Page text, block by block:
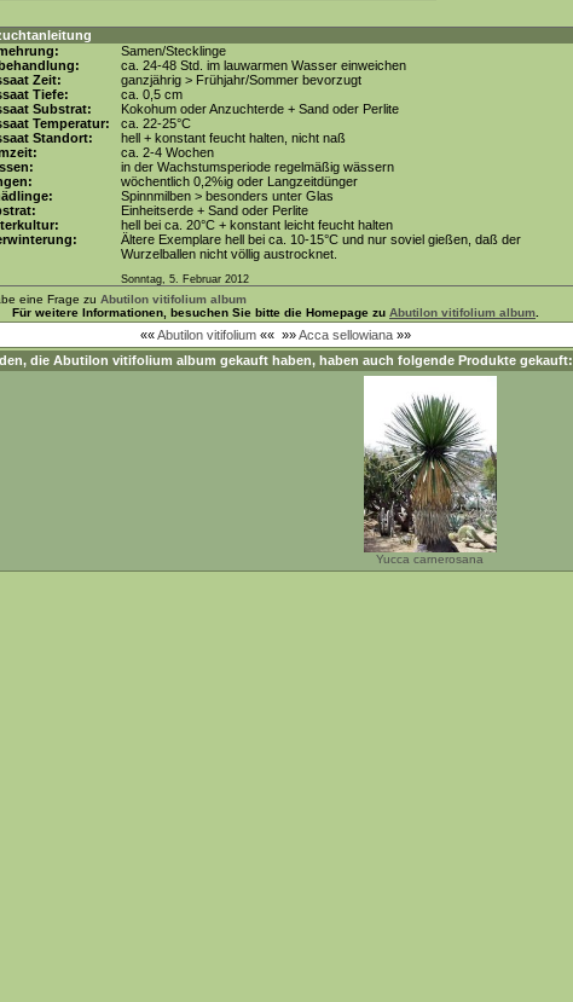
Samen/Stecklinge
ca. 24-48 Std. im lauwarmen Wasser einweichen
Zeit:
ganzjährig > Frühjahr/Sommer bevorzugt
Tiefe:
ca. 0,5 cm
Substrat:
Kokohum oder Anzuchterde + Sand oder Perlite
Temperatur:
ca. 22-25°C
Standort:
hell + konstant feucht halten, nicht naß
ca. 2-4 Wochen
in der Wachstumsperiode regelmäßig wässern
wöchentlich 0,2%ig oder Langzeitdünger
Spinnmilben > besonders unter Glas
Einheitserde + Sand oder Perlite
hell bei ca. 20°C + konstant leicht feucht halten
Ältere Exemplare hell bei ca. 10-15°C und nur soviel gießen, daß der
Wurzelballen nicht völlig austrocknet.
Sonntag, 5. Februar 2012
eine Frage zu Abutilon vitifolium album
Für weitere Informationen, besuchen Sie bitte die Homepage zu Abutilon vitifolium album
««Abutilon vitifolium «« »»Acca sellowiana »»
die Abutilon vitifolium album gekauft haben, haben auch folgende Produkte gekauft:
Yucca carnerosana